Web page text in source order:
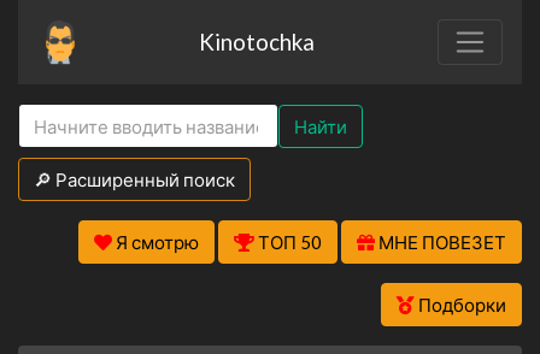
Kinotochka
Найти
🔎 Расширенный поиск
Я смотрю ТОП 50 МНЕ ПОВЕЗЕТ
Подборки